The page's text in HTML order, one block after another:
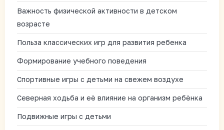
Важность физической активности в детском
возрасте
Польза классических игр для развития ребенка
Формирование учебного поведения
Спортивные игры с детьми на свежем воздухе
Северная ходьба и её влияние на организм ребёнка
Подвижные игры с детьми